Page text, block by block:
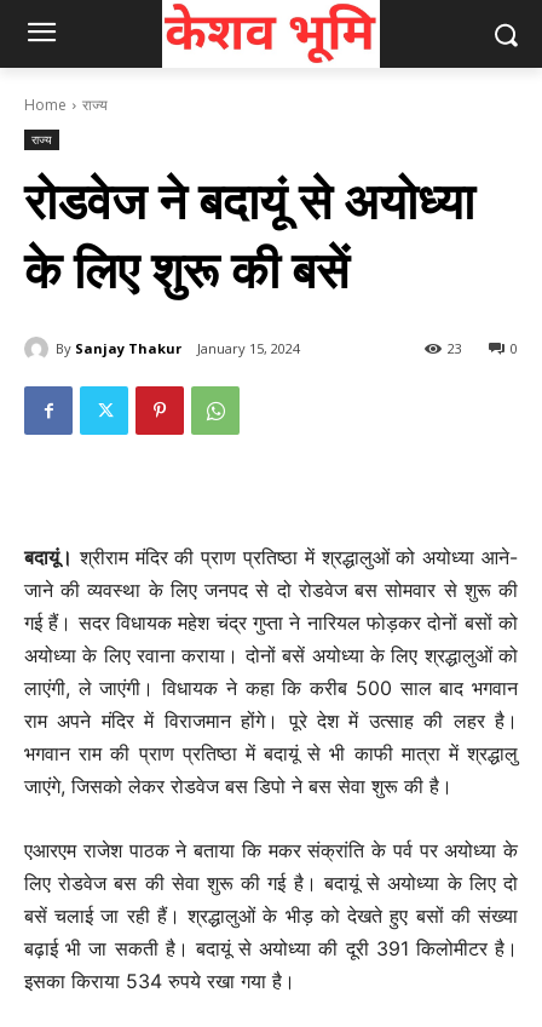
Home राज्य
राज्य
रोडवेज ने बदायूं से अयोध्‍या
के लिए शुरू की बसें
By Sanjay Thakur January 15, 2024 0
23
बदायूं। श्रीराम मंदिर की प्राण प्रतिष्ठा में श्रद्धालुओं को अयोध्या आने-
जाने की व्यवस्था के लिए जनपद से दो रोडवेज बस सोमवार से शुरू की
गई हैं। सदर विधायक महेश चंद्र गुप्ता ने नारियल फोड़कर दोनों बसों को
अयोध्या के लिए रवाना कराया। दोनों बसें अयोध्या के लिए श्रद्धालुओं को
लाएंगी, ले जाएंगी। विधायक ने कहा कि करीब 500 साल बाद भगवान
राम अपने मंदिर में विराजमान होंगे। पूरे देश में उत्साह की लहर है।
भगवान राम की प्राण प्रतिष्ठा में बदायूं से भी काफी मात्रा में श्रद्धालु
जाएंगे, जिसको लेकर रोडवेज बस डि‍पो ने बस सेवा शुरू की है।
एआरएम राजेश पाठक ने बताया कि मकर संक्रांति के पर्व पर अयोध्या के
लिए रोडवेज बस की सेवा शुरू की गई है। बदायूं से अयोध्या के लिए दो
बसें चलाई जा रही हैं। श्रद्धालुओं के भीड़ को देखते हुए बसों की संख्या
बढ़ाई भी जा सकती है। बदायूं से अयोध्या की दूरी 391 किलोमीटर है।
इसका किराया 534 रुपये रखा गया है।